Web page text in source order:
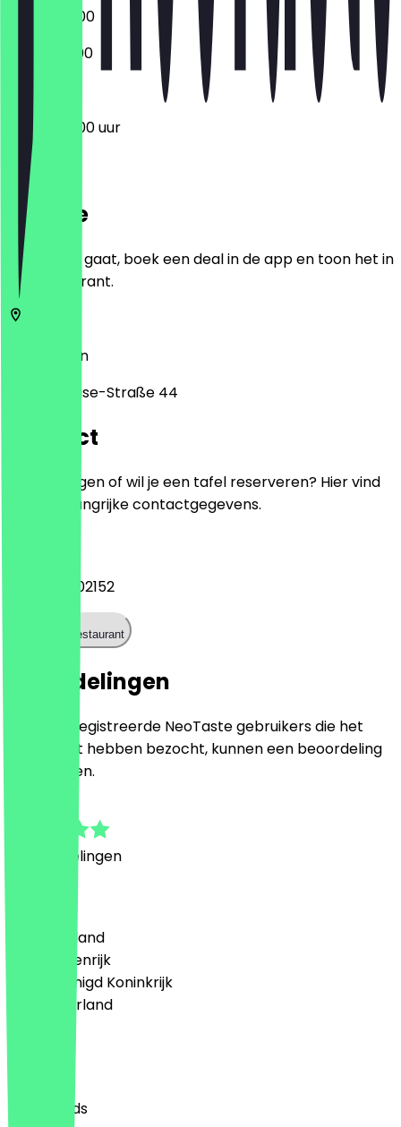
06:00 - 18:00
07:30 - 12:00
06:00 - 18:00 uur
Locatie
Voordat je gaat, boek een deal in de app en toon het in
het restaurant.
Berlijn
Königin-Luise-Straße 44
Contact
Heb je vragen of wil je een tafel reserveren? Hier vind
je alle belangrijke contactgegevens.
+493083202152
Bel het restaurant
Beoordelingen
Alleen geregistreerde NeoTaste gebruikers die het
restaurant hebben bezocht, kunnen een beoordeling
achterlaten.
Beoordelingen
🇩🇪 Duitsland
🇦🇹 Oostenrijk
🇬🇧 Verenigd Koninkrijk
🇳🇱 Nederland
English
Nederlands